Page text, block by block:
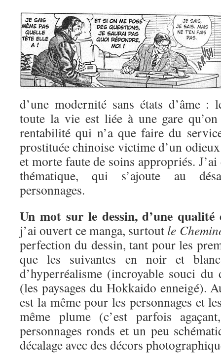
d’une modernité sans états d’âme
toute la vie est liée à une gare
rentabilité qui n’a que faire du
prostituée chinoise victime d’un
et morte faute de soins appropriés. J’ai
thématique, qui s’ajoute au
personnages.
Un mot sur le dessin, d’une qualité
j’ai ouvert ce manga, surtout le
perfection du dessin, tant pour les
que les suivantes en noir et
d’hyperréalisme (incroyable souci du
(les paysages du Hokkaido enneigé).
est la même pour les personnages et
même plume (c’est parfois
personnages ronds et un peu
décalage avec des décors